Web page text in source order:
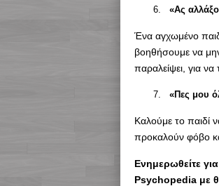
«Ας
Ένα αγχωμένο
βοηθήσουμε να
παραλείψει, για να
«Πες μου
Καλούμε το παιδί
προκαλούν φόβο
Eνημερωθείτε
Psychopedia με